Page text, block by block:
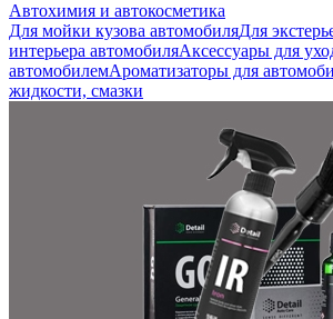
Автохимия и автокосметика
Для мойки кузова автомобиляДля
интерьера автомобиляАксессуары для
автомобилемАроматизаторы для
жидкости, смазки